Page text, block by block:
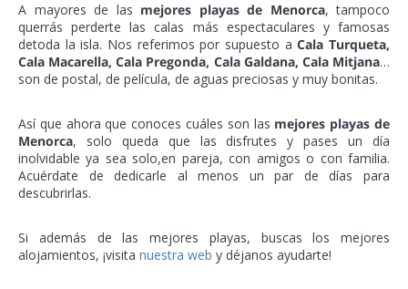
A mayores de las mejores playas de Menorca, tampoco
querrás perderte las calas más espectaculares y famosas
detoda la isla. Nos referimos por supuesto aCala Turqueta,
Cala Macarella, Cala Pregonda, Cala Galdana, Cala Mitjana…
son de postal, de película, de aguas preciosas y muy bonitas.
Así que ahora que conoces cuáles son las mejores playas de
Menorca, solo queda que las disfrutes y pases un día
inolvidable ya sea solo,en pareja, con amigos o con familia.
Acuérdate de dedicarle al menos un par de días para
descubrirlas.
Si además de las mejores playas, buscas los mejores
alojamientos, ¡visita nuestra web y déjanos ayudarte!